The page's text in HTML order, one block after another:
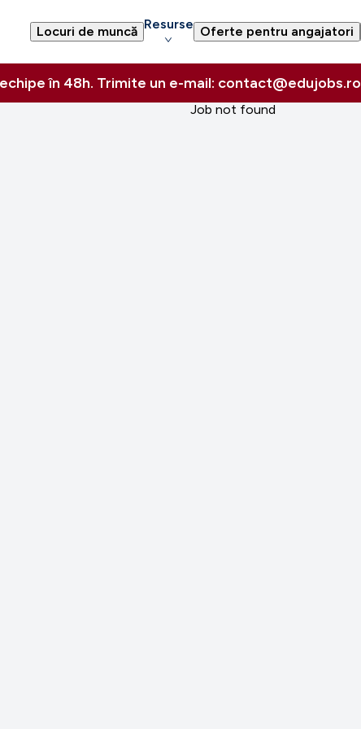
Locuri de muncă Resurse Oferte pentru angajatori
în 48h. Trimite un e-mail: contact@edujobs.ro
Job not found